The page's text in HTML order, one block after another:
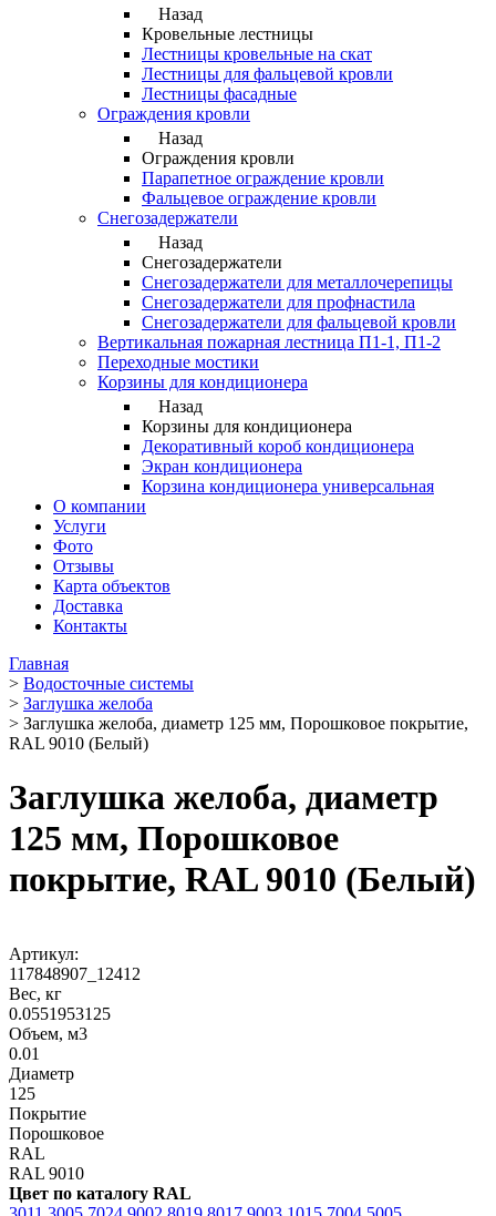
Назад
Кровельные лестницы
Лестницы кровельные на скат
Лестницы для фальцевой кровли
Лестницы фасадные
Ограждения кровли
Назад
Ограждения кровли
Парапетное ограждение кровли
Фальцевое ограждение кровли
Снегозадержатели
Назад
Снегозадержатели
Снегозадержатели для металлочерепицы
Снегозадержатели для профнастила
Снегозадержатели для фальцевой кровли
Вертикальная пожарная лестница П1-1, П1-2
Переходные мостики
Корзины для кондиционера
Назад
Корзины для кондиционера
Декоративный короб кондиционера
Экран кондиционера
Корзина кондиционера универсальная
О компании
Услуги
Фото
Отзывы
Карта объектов
Доставка
Контакты
Главная
> Водосточные системы
> Заглушка желоба
> Заглушка желоба, диаметр 125 мм, Порошковое покрытие,
RAL 9010 (Белый)
Заглушка желоба, диаметр
125 мм, Порошковое
покрытие, RAL 9010 (Белый)
Артикул:
117848907_12412
Вес, кг
0.0551953125
Объем, м3
0.01
Диаметр
125
Покрытие
Порошковое
RAL
RAL 9010
Цвет по каталогу RAL